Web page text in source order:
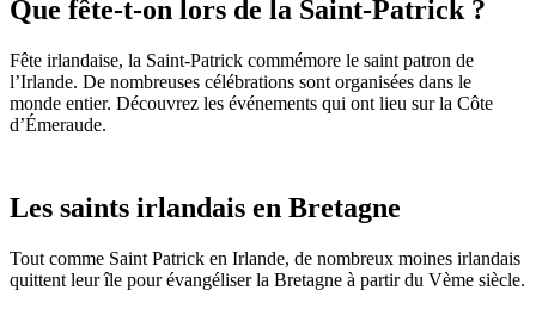
Que fête-t-on lors de la Saint-Patrick ?
Fête irlandaise, la Saint-Patrick commémore le saint patron de
l’Irlande. De nombreuses célébrations sont organisées dans le
monde entier. Découvrez les événements qui ont lieu sur la Côte
d’Émeraude.
Les saints irlandais en Bretagne
Tout comme Saint Patrick en Irlande, de nombreux moines irlandais
quittent leur île pour évangéliser la Bretagne à partir du Vème siècle.